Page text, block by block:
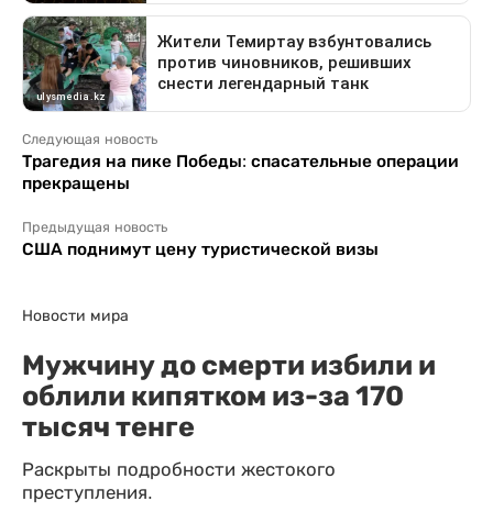
Следующая новость
Трагедия на пике Победы: спасательные операции
прекращены
Предыдущая новость
США поднимут цену туристической визы
Новости мира
Мужчину до смерти избили и
облили кипятком из-за 170
тысяч тенге
Раскрыты подробности жестокого
преступления.